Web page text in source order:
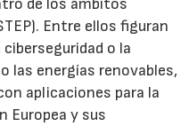
de los ámbitos
Entre ellos figuran
o la
las energías renovables,
aplicaciones para la
Europea y sus